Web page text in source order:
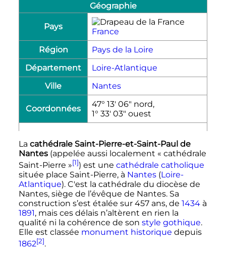
Géographie
Pays
France
Région
Pays de la Loire
Département
Loire-Atlantique
Ville
Nantes
Coordonnées
47° 13′ 06″ nord,
1° 33′ 03″ ouest
La cathédrale Saint-Pierre-et-Saint-Paul de
Nantes(appelée aussi localement « cathédrale
Saint-Pierre »[1]) est une cathédrale catholique
située place Saint-Pierre, à Nantes(Loire-
Atlantique). C'est la cathédrale du diocèse de
Nantes, siège de l’évêque de Nantes. Sa
construction s’est étalée sur 457 ans, de 1434à
1891, mais ces délais n’altèrent en rien la
qualité ni la cohérence de son style gothique.
Elle est classée monument historique depuis
1862[2].